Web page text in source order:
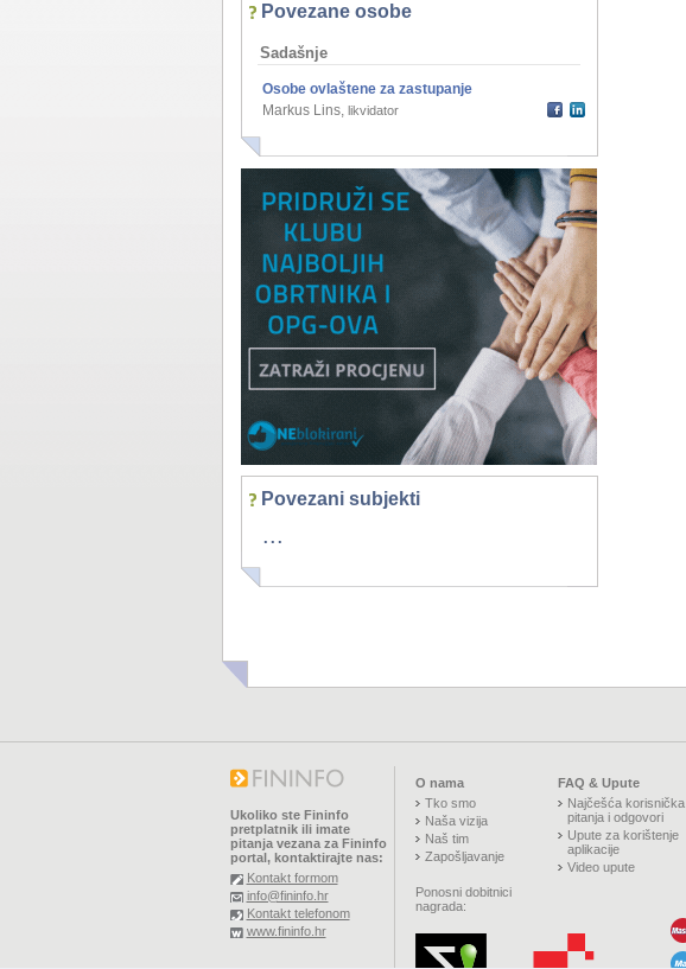
Povezane osobe
Sadašnje
Osobe ovlaštene za zastupanje
Markus Lins, likvidator
Povezani subjekti
...
Ukoliko ste Fininfo
pretplatnik ili imate
pitanja vezana za Fininfo
portal, kontaktirajte nas:
Kontakt formom
info@fininfo.hr
Kontakt telefonom
www.fininfo.hr
O nama
Tko smo
Naša vizija
Naš tim
Zapošljavanje
Ponosni dobitnici
nagrada:
FAQ & Upute
Najčešća korisnička
pitanja i odgovori
Upute za korištenje
aplikacije
Video upute